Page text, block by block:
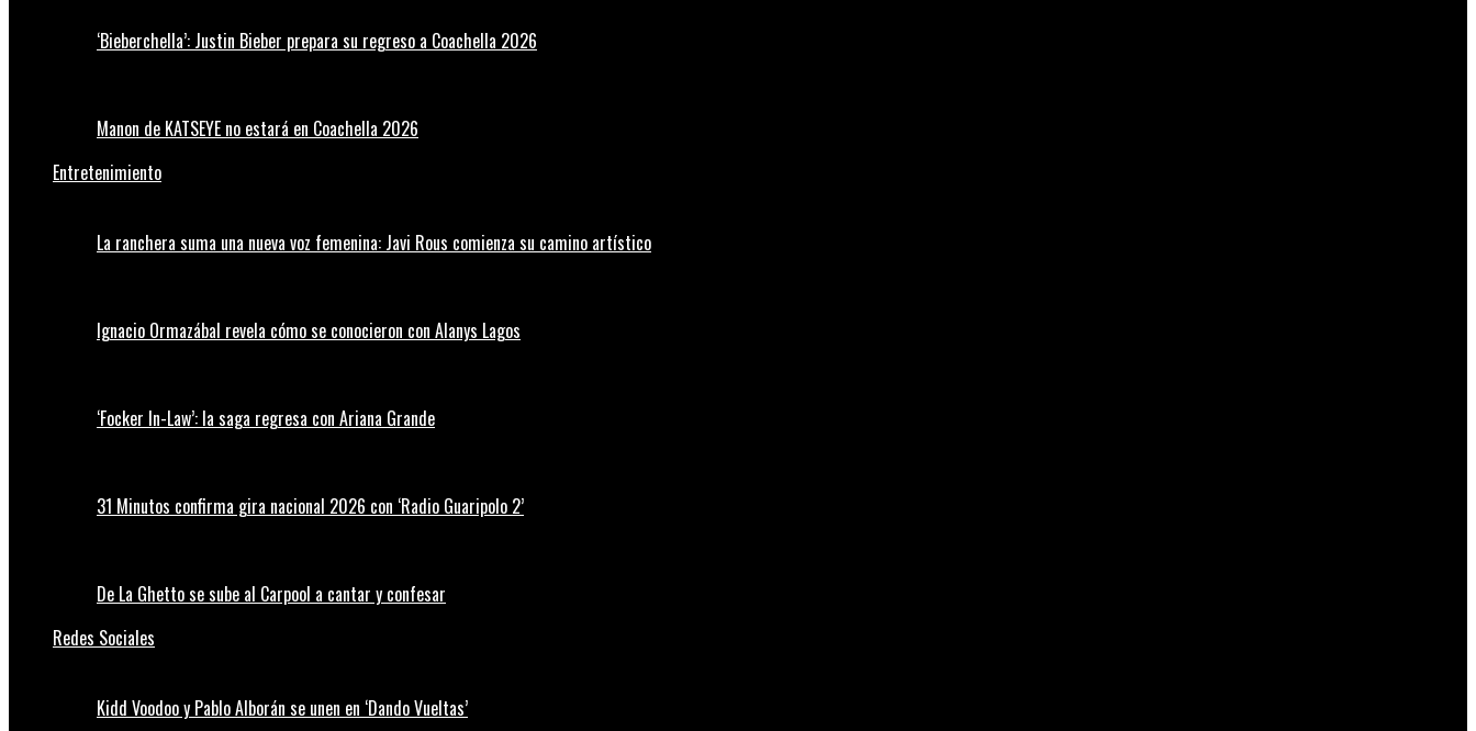
‘Bieberchella’: Justin Bieber prepara su regreso a Coachella 2026
Manon de KATSEYE no estará en Coachella 2026
Entretenimiento
La ranchera suma una nueva voz femenina: Javi Rous comienza su camino artístico
Ignacio Ormazábal revela cómo se conocieron con Alanys Lagos
‘Focker In-Law’: la saga regresa con Ariana Grande
31 Minutos confirma gira nacional 2026 con ‘Radio Guaripolo 2’
De La Ghetto se sube al Carpool a cantar y confesar
Redes Sociales
Kidd Voodoo y Pablo Alborán se unen en ‘Dando Vueltas’